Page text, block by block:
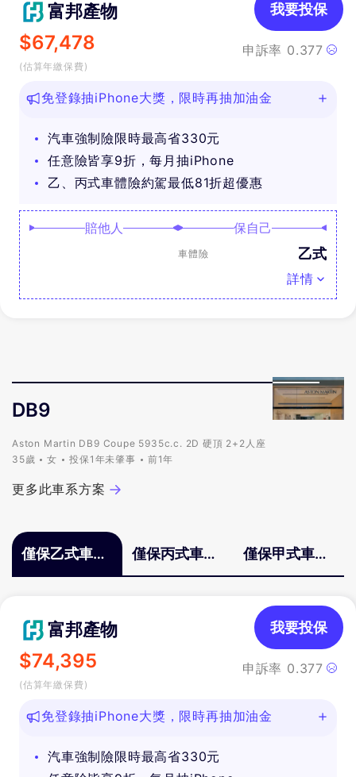
富邦產物
$67,478
(估算年繳保費)
申訴率 0.377
我要投保
免登錄抽iPhone大獎，限時再抽加油金
汽車強制險限時最高省330元
任意險皆享9折，每月抽iPhone
乙、丙式車體險約駕最低81折超優惠
賠他人 保自己
車體險 乙式
詳情
DB9
Aston Martin DB9 Coupe 5935c.c. 2D 硬頂 2+2人座
35歲
女 投保1年未肇事 前1年
更多此車系方案
僅保乙式車體
險
僅保丙式車體
險
僅保甲式車體
險
富邦產物
$74,395
(估算年繳保費)
申訴率 0.377
我要投保
免登錄抽iPhone大獎，限時再抽加油金
汽車強制險限時最高省330元